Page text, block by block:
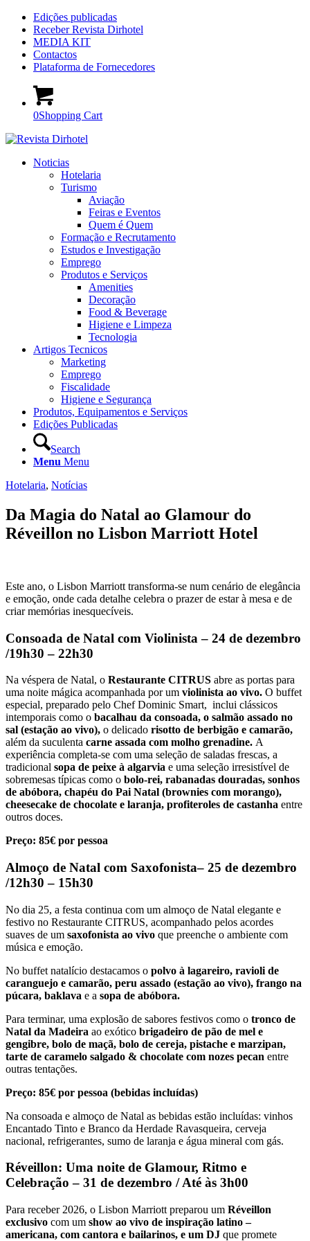
Edições publicadas
Receber Revista Dirhotel
MEDIA KIT
Contactos
Plataforma de Fornecedores
0Shopping Cart
Noticias
Hotelaria
Turismo
Aviação
Feiras e Eventos
Quem é Quem
Formação e Recrutamento
Estudos e Investigação
Emprego
Produtos e Serviços
Amenities
Decoração
Food & Beverage
Higiene e Limpeza
Tecnologia
Artigos Tecnicos
Marketing
Emprego
Fiscalidade
Higiene e Segurança
Produtos, Equipamentos e Serviços
Edições Publicadas
Search
Menu Menu
Hotelaria, Notícias
Da Magia do Natal ao Glamour do
Réveillon no Lisbon Marriott Hotel
Este ano, o Lisbon Marriott transforma-se num cenário de elegância
e emoção, onde cada detalhe celebra o prazer de estar à mesa e de
criar memórias inesquecíveis.
Consoada de Natal com Violinista – 24 de dezembro
/19h30 – 22h30
Na véspera de Natal, o Restaurante CITRUS abre as portas para
uma noite mágica acompanhada por um violinista ao vivo. O buffet
especial, preparado pelo Chef Dominic Smart, inclui clássicos
intemporais como o bacalhau da consoada, o salmão assado no
sal (estação ao vivo), o delicado risotto de berbigão e camarão,
além da suculenta carne assada com molho grenadine. A
experiência completa-se com uma seleção de saladas frescas, a
tradicional sopa de peixe à algarvia e uma seleção irresistível de
sobremesas típicas como o bolo-rei, rabanadas douradas, sonhos
de abóbora, chapéu do Pai Natal (brownies com morango),
cheesecake de chocolate e laranja, profiteroles de castanha entre
outros doces.
Preço: 85€ por pessoa
Almoço de Natal com Saxofonista– 25 de dezembro
/12h30 – 15h30
No dia 25, a festa continua com um almoço de Natal elegante e
festivo no Restaurante CITRUS, acompanhado pelos acordes
suaves de um saxofonista ao vivo que preenche o ambiente com
música e emoção.
No buffet natalício destacamos o polvo à lagareiro, ravioli de
caranguejo e camarão, peru assado (estação ao vivo), frango na
púcara, baklava e a sopa de abóbora.
Para terminar, uma explosão de sabores festivos como o tronco de
Natal da Madeira ao exótico brigadeiro de pão de mel e
gengibre, bolo de maçã, bolo de cereja, pistache e marzipan,
tarte de caramelo salgado & chocolate com nozes pecan entre
outras tentações.
Preço: 85€ por pessoa (bebidas incluídas)
Na consoada e almoço de Natal as bebidas estão incluídas: vinhos
Encantado Tinto e Branco da Herdade Ravasqueira, cerveja
nacional, refrigerantes, sumo de laranja e água mineral com gás.
Réveillon: Uma noite de Glamour, Ritmo e
Celebração – 31 de dezembro / Até às 3h00
Para receber 2026, o Lisbon Marriott preparou um Réveillon
exclusivo com um show ao vivo de inspiração latino –
americana, com cantora e bailarinos, e um DJ que promete